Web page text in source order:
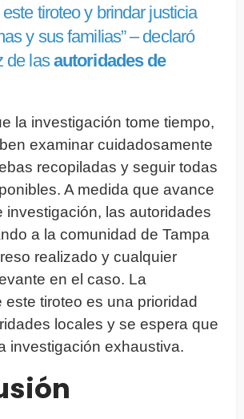
tiroteo y brindar justicia
y sus familias” – declaró
de lasautoridades de
la investigación tome tiempo,
examinar cuidadosamente
recopiladas y seguir todas
A medida que avance
investigación, las autoridades
a la comunidad de Tampa
realizado y cualquier
en el caso. La
este tiroteo es una prioridad
locales y se espera que
investigación exhaustiva.